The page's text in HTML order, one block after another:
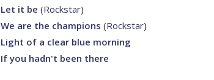
Let it be (Rockstar)
We are the champions (Rockstar)
Light of a clear blue morning
If you hadn't been there